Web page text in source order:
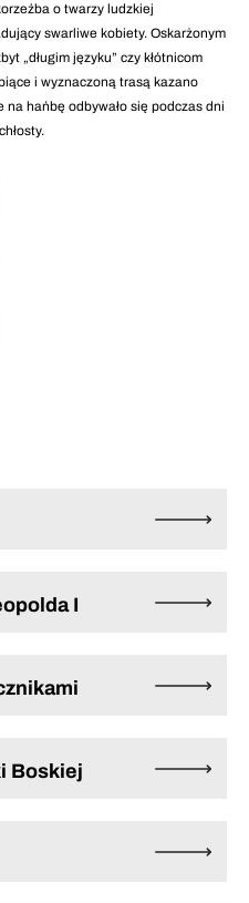
I
Boskiej
o twarzy ludzkiej
swarliwe kobiety. Oskarżonym
„długim języku” czy kłótnicom
i wyznaczoną trasą kazano
hańbę odbywało się podczas dni